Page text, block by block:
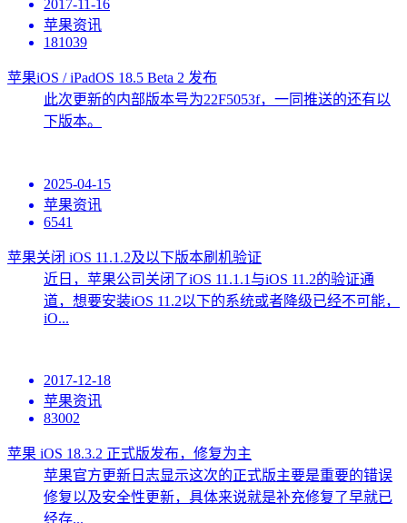
2017-11-16
苹果资讯
181039
苹果iOS / iPadOS 18.5 Beta 2 发布
此次更新的内部版本号为22F5053f，一同推送的还有以
下版本。
2025-04-15
苹果资讯
6541
苹果关闭 iOS 11.1.2及以下版本刷机验证
近日，苹果公司关闭了iOS 11.1.1与iOS 11.2的验证通
道，想要安装iOS 11.2以下的系统或者降级已经不可能，
iO...
2017-12-18
苹果资讯
83002
苹果 iOS 18.3.2 正式版发布，修复为主
苹果官方更新日志显示这次的正式版主要是重要的错误
修复以及安全性更新，具体来说就是补充修复了早就已
经存...